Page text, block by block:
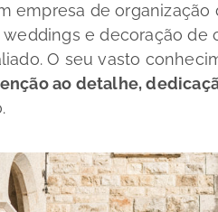
empresa de organização
e decoração de
O seu vasto
ao detalhe,